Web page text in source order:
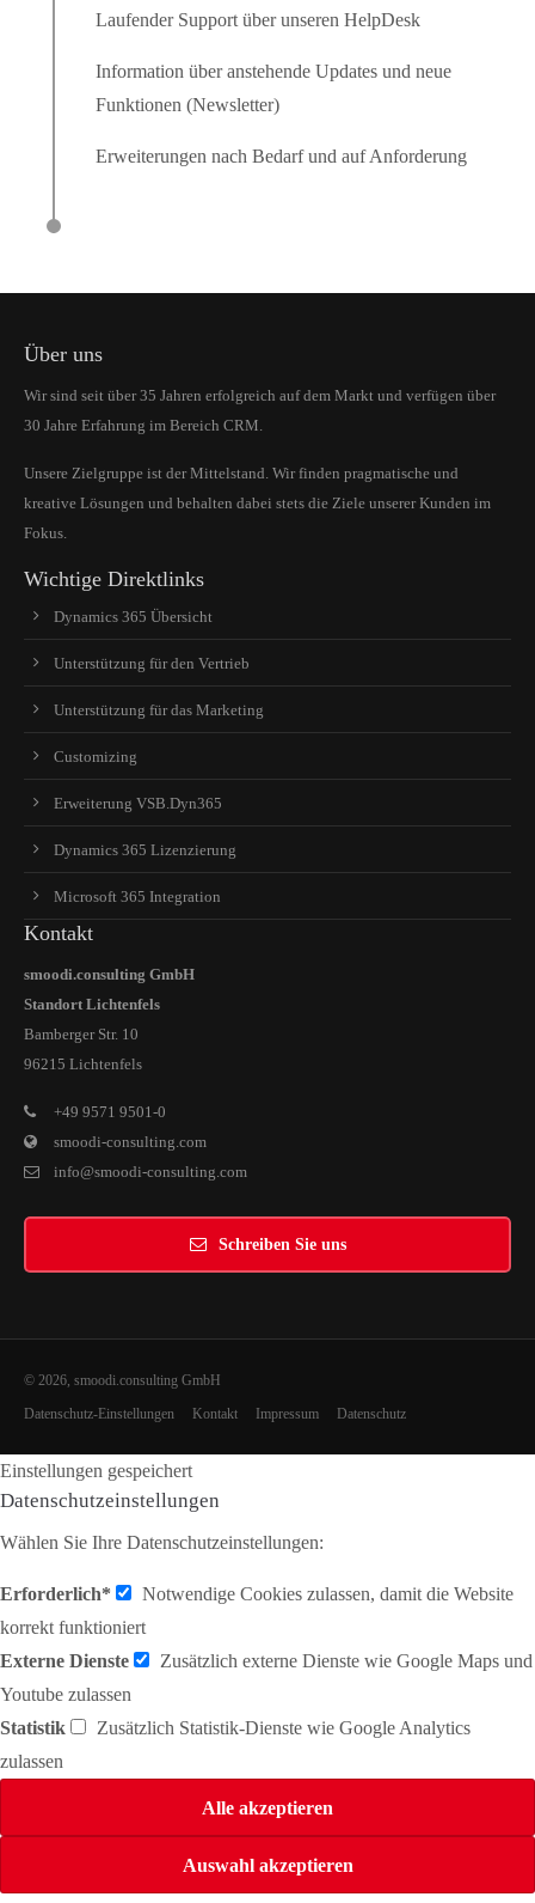
Laufender Support über unseren HelpDesk
Information über anstehende Updates und neue
Funktionen (Newsletter)
Erweiterungen nach Bedarf und auf Anforderung
Über uns
Wir sind seit über 35 Jahren erfolgreich auf dem Markt und verfügen über
30 Jahre Erfahrung im Bereich CRM.
Unsere Zielgruppe ist der Mittelstand. Wir finden pragmatische und
kreative Lösungen und behalten dabei stets die Ziele unserer Kunden im
Fokus.
Wichtige Direktlinks
Dynamics 365 Übersicht
Unterstützung für den Vertrieb
Unterstützung für das Marketing
Customizing
Erweiterung VSB.Dyn365
Dynamics 365 Lizenzierung
Microsoft 365 Integration
Kontakt
smoodi.consulting GmbH
Standort Lichtenfels
Bamberger Str. 10
96215 Lichtenfels
+49 9571 9501-0
smoodi-consulting.com
info@smoodi-consulting.com
Schreiben Sie uns
© 2026, smoodi.consulting GmbH
Datenschutz-Einstellungen
Kontakt Impressum Datenschutz
Einstellungen gespeichert
Datenschutzeinstellungen
Wählen Sie Ihre Datenschutzeinstellungen:
Erforderlich*
Notwendige Cookies zulassen, damit die Website
korrekt funktioniert
Externe Dienste
Zusätzlich externe Dienste wie Google Maps und
Youtube zulassen
Statistik
Zusätzlich Statistik-Dienste wie Google Analytics
zulassen